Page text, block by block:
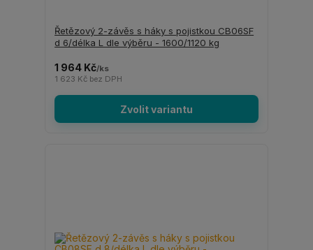
Řetězový 2-závěs s háky s pojistkou CB06SF
d 6/délka L dle výběru - 1600/1120 kg
1 964 Kč/ks
1 623 Kč bez DPH
Zvolit variantu